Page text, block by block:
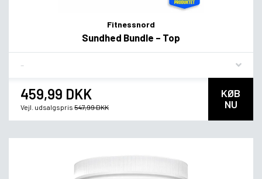
Fitnessnord
Sundhed Bundle – Top
459,99 DKK
Vejl. udsalgspris 547,99 DKK
KØB
NU